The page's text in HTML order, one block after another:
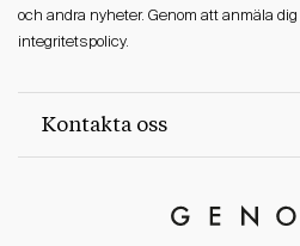
och andra nyheter. Genom att anmäla
integritetspolicy.
Kontakta oss